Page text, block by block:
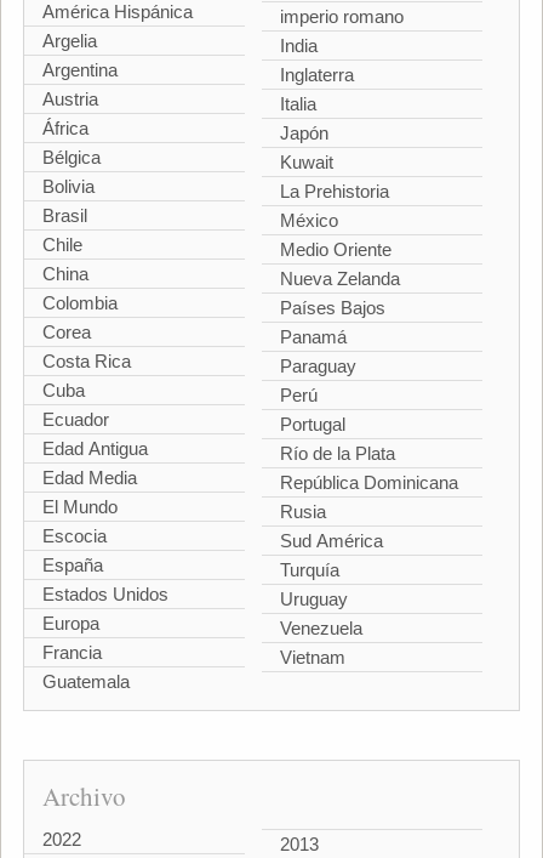
América Hispánica
Argelia
Argentina
Austria
África
Bélgica
Bolivia
Brasil
Chile
China
Colombia
Corea
Costa Rica
Cuba
Ecuador
Edad Antigua
Edad Media
El Mundo
Escocia
España
Estados Unidos
Europa
Francia
Guatemala
imperio romano
India
Inglaterra
Italia
Japón
Kuwait
La Prehistoria
México
Medio Oriente
Nueva Zelanda
Países Bajos
Panamá
Paraguay
Perú
Portugal
Río de la Plata
República Dominicana
Rusia
Sud América
Turquía
Uruguay
Venezuela
Vietnam
Archivo
2022 2013